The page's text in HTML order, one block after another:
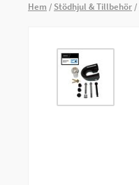
Hem Stödhjul & Tillbehör